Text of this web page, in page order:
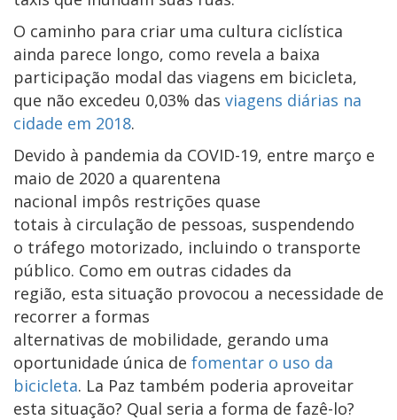
O caminho para criar uma cultura ciclística
ainda parece longo, como revela a baixa
participação modal das viagens em bicicleta,
que não excedeu 0,03% das viagens diárias na
cidade em 2018.
Devido à pandemia da COVID-19, entre março e
maio de 2020 a quarentena
nacional impôs restrições quase
totais à circulação de pessoas, suspendendo
o tráfego motorizado, incluindo o transporte
público. Como em outras cidades da
região, esta situação provocou a necessidade de
recorrer a formas
alternativas de mobilidade, gerando uma
oportunidade única de fomentar o uso da
bicicleta. La Paz também poderia aproveitar
esta situação? Qual seria a forma de fazê-lo?